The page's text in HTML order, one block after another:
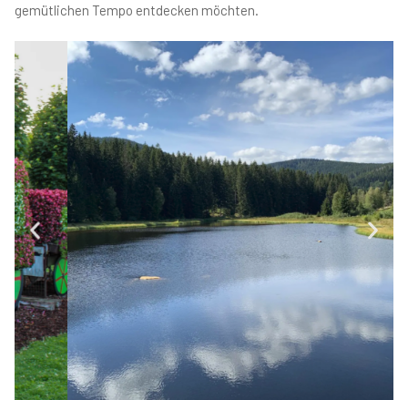
gemütlichen Tempo entdecken möchten.